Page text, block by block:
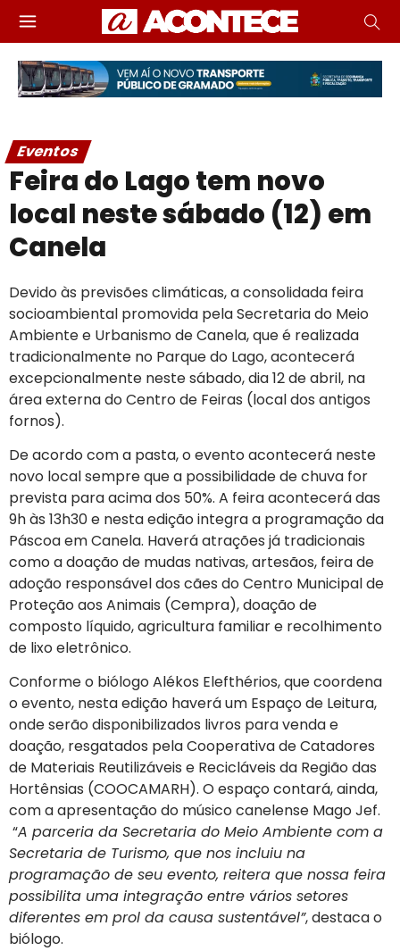
Eventos
Feira do Lago tem novo
local neste sábado (12) em
Canela
Devido às previsões climáticas, a consolidada feira
socioambiental promovida pela Secretaria do Meio
Ambiente e Urbanismo de Canela, que é realizada
tradicionalmente no Parque do Lago, acontecerá
excepcionalmente neste sábado, dia 12 de abril, na
área externa do Centro de Feiras (local dos antigos
fornos).
De acordo com a pasta, o evento acontecerá neste
novo local sempre que a possibilidade de chuva for
prevista para acima dos 50%. A feira acontecerá das
9h às 13h30 e nesta edição integra a programação da
Páscoa em Canela. Haverá atrações já tradicionais
como a doação de mudas nativas, artesãos, feira de
adoção responsável dos cães do Centro Municipal de
Proteção aos Animais (Cempra), doação de
composto líquido, agricultura familiar e recolhimento
de lixo eletrônico.
Conforme o biólogo Alékos Elefthérios, que coordena
o evento, nesta edição haverá um Espaço de Leitura,
onde serão disponibilizados livros para venda e
doação, resgatados pela Cooperativa de Catadores
de Materiais Reutilizáveis e Recicláveis da Região das
Hortênsias (COOCAMARH). O espaço contará, ainda,
com a apresentação do músico canelense Mago Jef.
“A parceria da Secretaria do Meio Ambiente com a
Secretaria de Turismo, que nos incluiu na
programação de seu evento, reitera que nossa feira
possibilita uma integração entre vários setores
diferentes em prol da causa sustentável”, destaca o
biólogo.